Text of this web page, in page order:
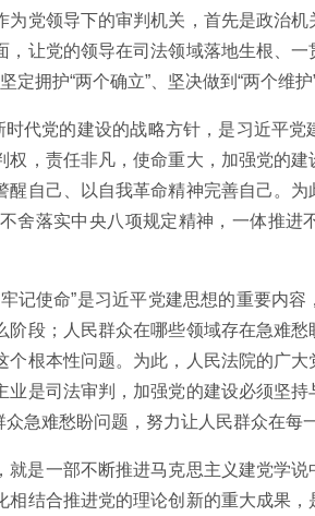
党领导下的审判机关，首先是政治
让党的领导在司法领域落地生根、
拥护“两个确立”、坚决做到“两个维护”
代党的建设的战略方针，是习近平
，责任非凡，使命重大，加强党的
自己、以自我革命精神完善自己。
舍落实中央八项规定精神，一体推
记使命”是习近平党建思想的重要内
段；人民群众在哪些领域存在急难
根本性问题。为此，人民法院的广
是司法审判，加强党的建设必须坚
急难愁盼问题，努力让人民群众在每
是一部不断推进马克思主义建党学
结合推进党的理论创新的重大成果